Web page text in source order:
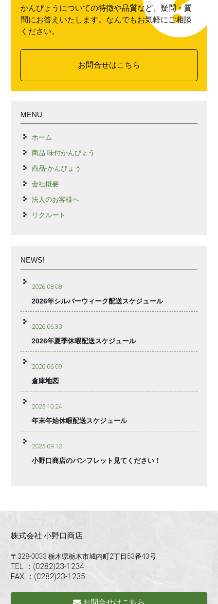
かんぴょうについての特徴や品質など、疑問・質
問にお答えいたします。なんでもお気軽にご相談
ください。
お問合せはこちら
MENU
ホーム
商品-味付かんぴょう
商品-かんぴょう
会社概要
法人のお客様へ
リクルート
NEWS!
2026.08.08
2026年シルバーウィーク配送スケジュール
2026.06.30
2026年夏季休暇配送スケジュール
2026.06.09
倉庫地図
2025.10.24
年末年始休暇配送スケジュール
2025.09.12
小野口商店のパンフレット見てください！
株式会社 小野口商店
〒328-0033 栃木県栃木市城内町2丁目53番43号
TEL ：(0282)23-1234
FAX ：(0282)23-1235